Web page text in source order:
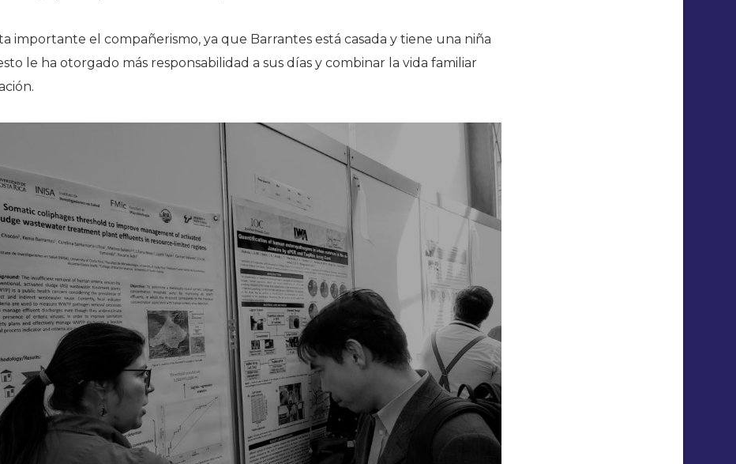
importante el compañerismo, ya que Barrantes está casada y tiene una niña
le ha otorgado más responsabilidad a sus días y combinar la vida familiar